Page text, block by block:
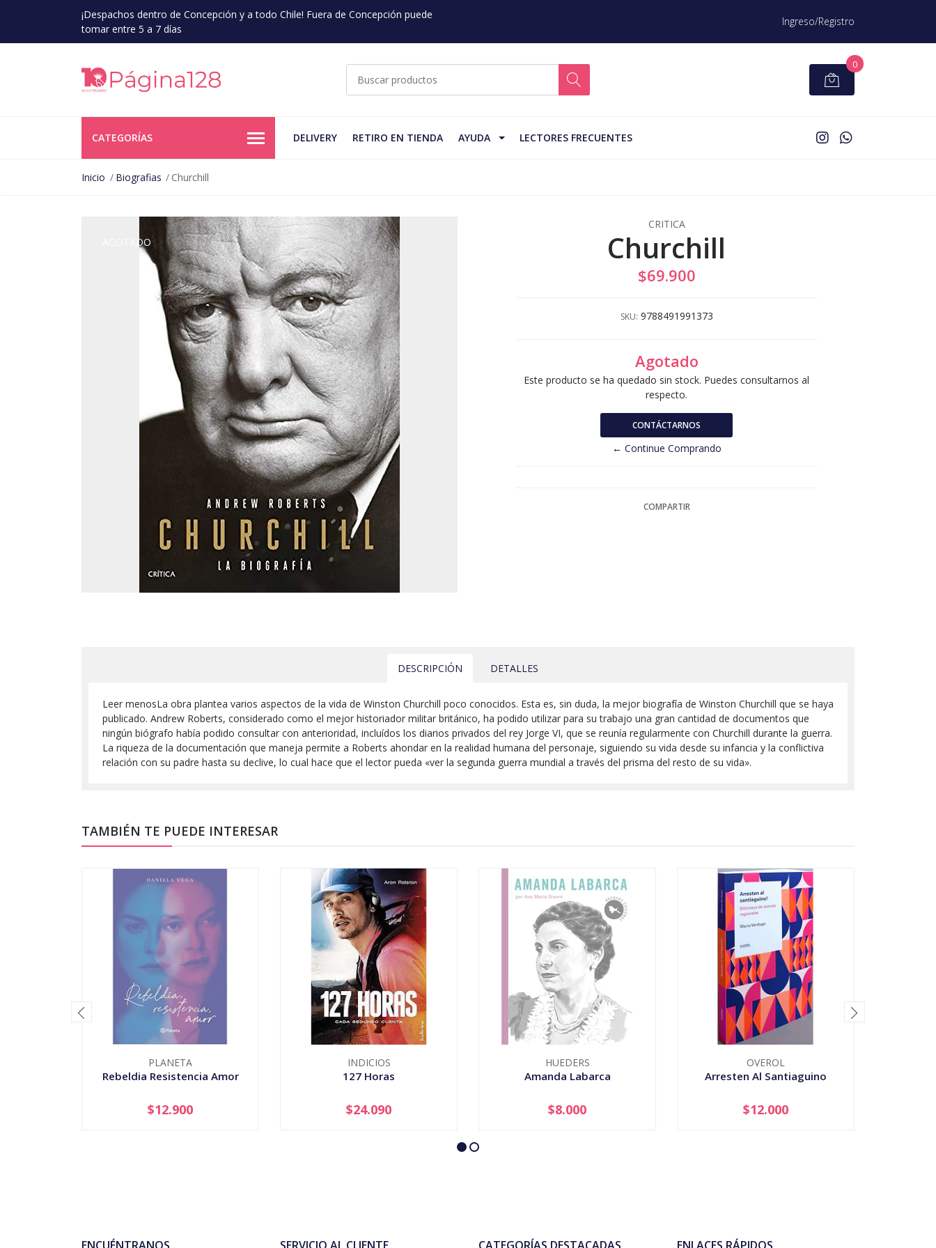
¡Despachos dentro de Concepción y a todo Chile! Fuera de Concepción puede
tomar entre 5 a 7 días
Ingreso/Registro
0
CATEGORÍAS DELIVERY RETIRO EN TIENDA AYUDA LECTORES FRECUENTES
Inicio Biografias Churchill
AGOTADO
CRITICA
Churchill
$69.900
SKU: 9788491991373
Agotado
Este producto se ha quedado sin stock. Puedes consultarnos al
respecto.
CONTÁCTARNOS
← Continue Comprando
COMPARTIR
DESCRIPCIÓN DETALLES
Leer menosLa obra plantea varios aspectos de la vida de Winston Churchill poco conocidos. Esta es, sin duda, la mejor biografía de Winston Churchill que se haya
publicado. Andrew Roberts, considerado como el mejor historiador militar británico, ha podido utilizar para su trabajo una gran cantidad de documentos que
ningún biógrafo había podido consultar con anterioridad, incluídos los diarios privados del rey Jorge VI, que se reunía regularmente con Churchill durante la guerra.
La riqueza de la documentación que maneja permite a Roberts ahondar en la realidad humana del personaje, siguiendo su vida desde su infancia y la conflictiva
relación con su padre hasta su declive, lo cual hace que el lector pueda «ver la segunda guerra mundial a través del prisma del resto de su vida».
TAMBIÉN TE PUEDE INTERESAR
PLANETA
Rebeldia Resistencia Amor
+
$12.900
INDICIOS
127 Horas
+
$24.090
HUEDERS
Amanda Labarca
AGOTADO
$8.000
OVEROL
Arresten Al Santiaguino
+
$12.000